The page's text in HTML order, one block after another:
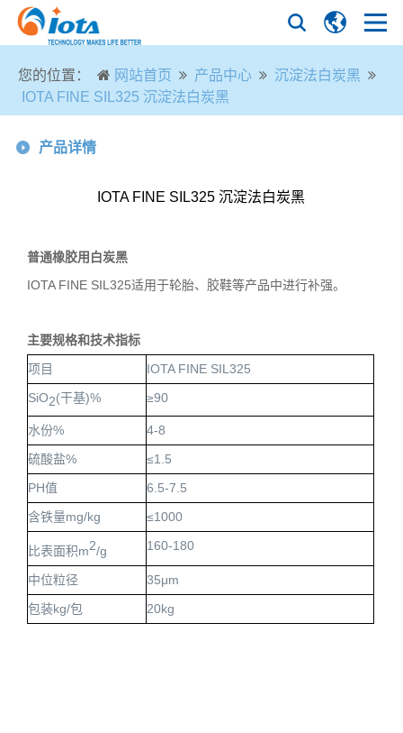
您的位置： 网站首页 产品中心
沉淀法白炭黑
IOTA FINE SIL325 沉淀法白炭黑
产品详情
IOTA FINE SIL325 沉淀法白炭黑
普通橡胶用白炭黑
IOTA FINE SIL325适用于轮胎、胶鞋等产品中进行补强。
主要规格和技术指标
项目
IOTA FINE SIL325
SiO2(干基)% ≥90
水份%
4-8
硫酸盐% ≤1.5
PH值
6.5-7.5
含铁量mg/kg ≤1000
比表面积m2/g 160-180
中位粒径 35μm
包装kg/包 20kg